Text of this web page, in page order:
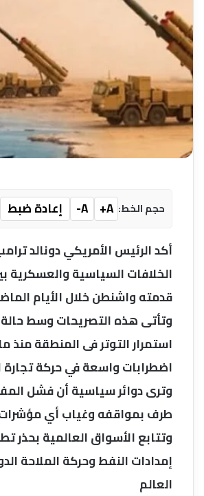
حجم الخط: A+
A-
إعادة ضبط
أكد الرئيس الأمريكي دونالد
الخلافات السياسية والعسكرية
قدمته واشنطن خلال الأيام
وتأتى هذه التصريحات وسط
استمرار التوتر فى المنطقة
اضطرابات واسعة في حركة تجارة
وترى دوائر سياسية أن فشل
طرف بمواقفه وغياب أي مؤشرات
وتتابع الأسواق العالمية
إمدادات النفط وحركة الملاحة
العالم